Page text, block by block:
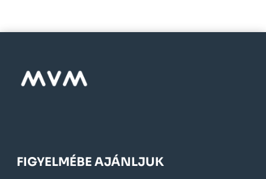
FIGYELMÉBE AJÁNLJUK